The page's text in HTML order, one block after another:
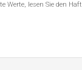
Werte, lesen Sie den